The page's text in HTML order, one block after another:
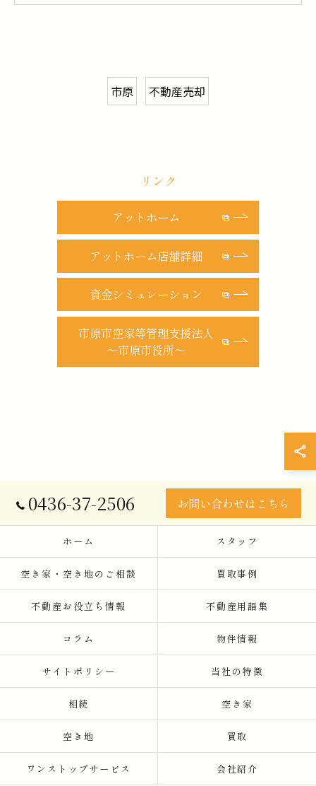
市原 不動産売却
リンク
アットホーム
アットホーム店舗詳細
資金シミュレーション
市原市空家等管理支援法人
～市原市役所～
0436-37-2506 お問い合わせはこちら
ホーム スタッフ
空き家・空き地のご相談 買取事例
不動産お役立ち情報 不動産用語集
コラム 物件情報
サイトポリシー 当社の特徴
相続 空き家
空き地 買取
ワンストップサービス 会社紹介